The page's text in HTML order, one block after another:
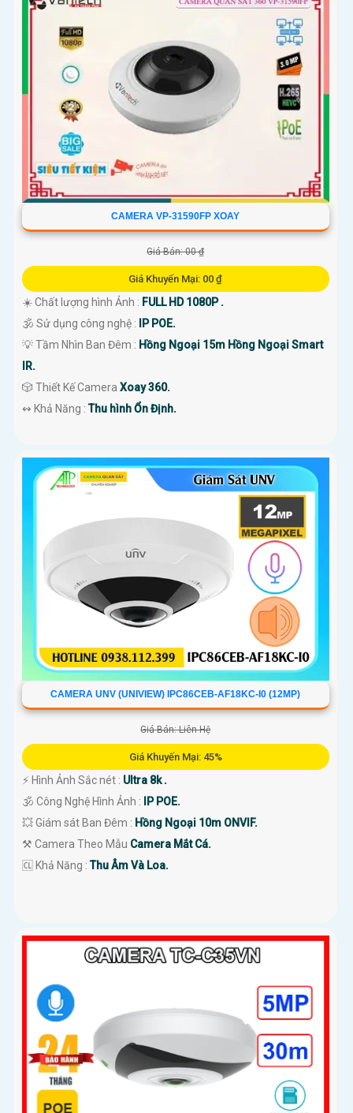
CAMERA VP-31590FP XOAY
Giá Bán: 00 ₫
Giá Khuyến Mại: 00 ₫
☀️ Chất lượng hình Ảnh : FULL HD 1080P .
🕉️ Sử dụng công nghệ :
IP POE.
💡 Tầm Nhìn Ban Đêm : Hồng Ngoại 15m Hồng Ngoại Smart
IR.
🎲 Thiết Kế Camera Xoay 360.
️↭ Khả Năng :Thu hình Ổn Định.
CAMERA UNV (UNIVIEW) IPC86CEB-AF18KC-I0 (12MP)
Giá Bán: Liên Hệ
Giá Khuyến Mại: 45%
️⚡ Hình Ảnh Sắc nét : Ultra 8k .
🕉️ Công Nghệ Hình Ảnh :
IP POE.
💥 Giám sát Ban Đêm : Hồng Ngoại 10m ONVIF.
⚒ Camera Theo Mẫu Camera Mắt Cá.
️🆑 Khả Năng :Thu Âm Và Loa.